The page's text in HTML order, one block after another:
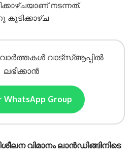
നടന്നത്.
കൂടിക്കാഴ്ച
വാട്സ്ആപ്പിൽ
ലഭിക്കാൻ
WhatsApp Group
വിമാനം ലാന്‍ഡിങ്ങിനിടെ